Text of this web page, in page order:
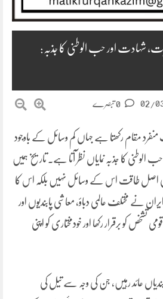
شہادت اور حب الوطنی کا جذبہ:
02/
مقام رکھتا ہے جہاں کم وسائل کے باوجود
کا جذبہ نمایاں نظر آتا ہے۔ تاریخ ہمیں
اصل طاقت اس کے وسائل نہیں بلکہ اس کا
نے مختلف عالمی دباؤ، معاشی پابندیوں اور
تشخص کو برقرار رکھا اور خودمختاری کو اپنی
عائد رہیں، جن کی وجہ سے تیل کی